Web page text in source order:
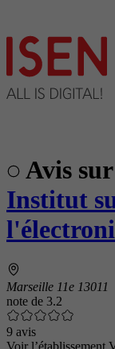
Avis sur
Institut
Marseille 11e 13011
note de 3.2
9 avis
Voir l’établissement